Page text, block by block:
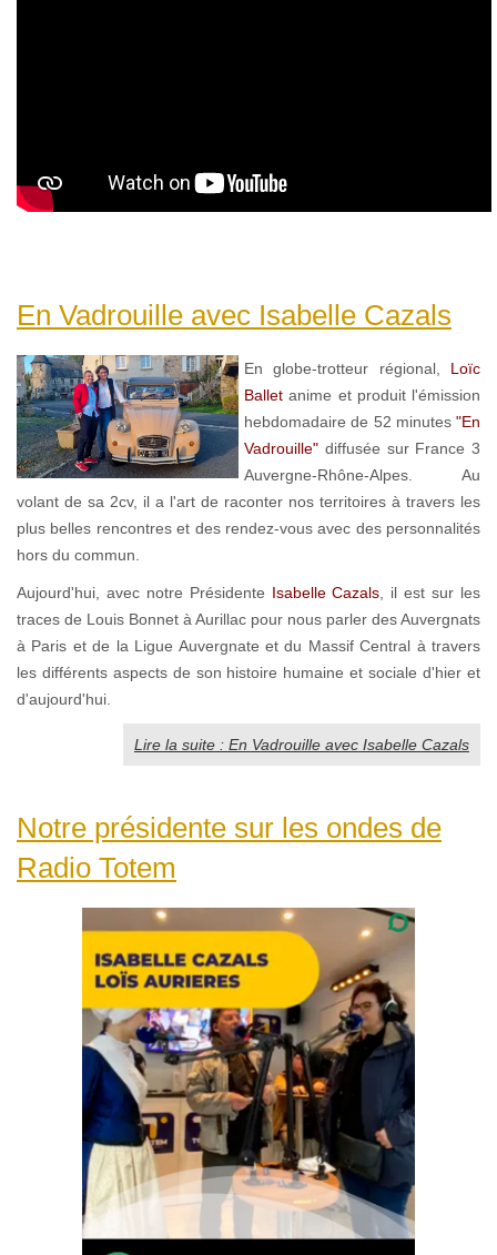
En Vadrouille avec Isabelle Cazals
En globe-trotteur régional, Loïc
Ballet anime et produit l'émission
hebdomadaire de 52 minutes "En
Vadrouille" diffusée sur France 3
Auvergne-Rhône-Alpes. Au
volant de sa 2cv, il a l'art de raconter nos territoires à travers les
plus belles rencontres et des rendez-vous avec des personnalités
hors du commun.
Aujourd'hui, avec notre Présidente Isabelle Cazals , il est sur les
traces de Louis Bonnet à Aurillac pour nous parler des Auvergnats
à Paris et de la Ligue Auvergnate et du Massif Central à travers
les différents aspects de son histoire humaine et sociale d'hier et
d'aujourd'hui.
Lire la suite : En Vadrouille avec Isabelle Cazals
Notre présidente sur les ondes de
Radio Totem